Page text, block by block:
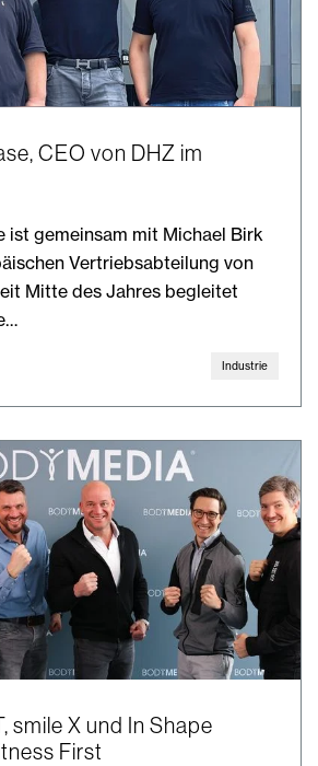
CEO von DHZ im
ist gemeinsam mit Michael Birk
Vertriebsabteilung von
Mitte des Jahres begleitet
Industrie
smile X und In Shape
First